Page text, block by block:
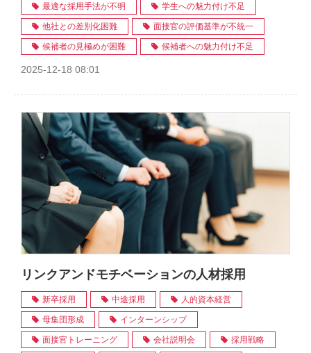
最適な採用手法が不明 学生への魅力付け不足
他社との差別化困難 面接官の評価基準が不統一
候補者の見極めが困難 候補者への魅力付け不足
2025-12-18 08:01
リンクアンドモチベーションの人材採用
新卒採用 中途採用 人的資本経営
母集団形成 インターンシップ
面接官トレーニング 会社説明会 採用戦略